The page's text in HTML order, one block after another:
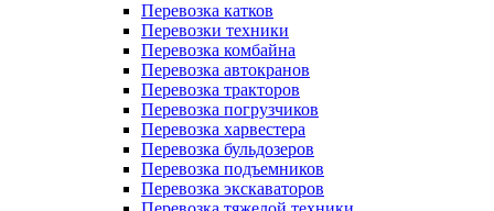
Перевозка катков
Перевозки техники
Перевозка комбайна
Перевозка автокранов
Перевозка тракторов
Перевозка погрузчиков
Перевозка харвестера
Перевозка бульдозеров
Перевозка подъемников
Перевозка экскаваторов